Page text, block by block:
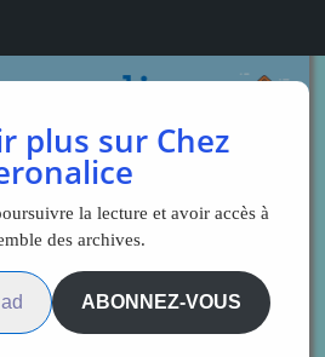
plus sur Chez
la lecture et avoir accès à
des archives.
ABONNEZ-VOUS